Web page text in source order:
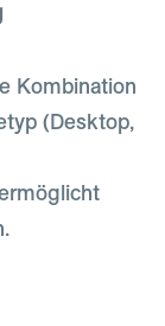
Kombination
(Desktop,